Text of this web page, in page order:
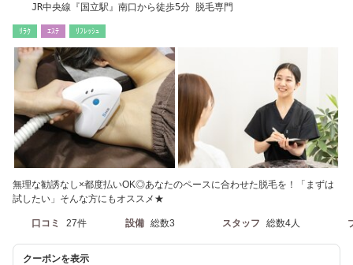
JR中央線『国立駅』南口から徒歩5分 脱毛専門
ﾘﾗｸ ｴｽﾃ ﾘﾌﾚｯｼｭ
無理な勧誘なし×都度払いOK◎あなたのペースに合わせた脱毛を！「まずは
試したい」そんな方にもオススメ★
口コミ 27件 設備 総数3 スタッフ 総数4人
クーポンを表示